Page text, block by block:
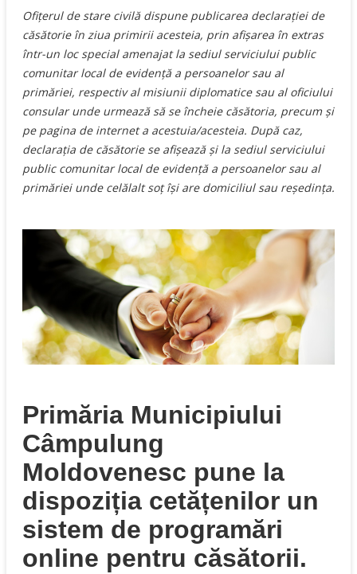
Ofiţerul de stare civilă dispune publicarea declaraţiei de
căsătorie în ziua primirii acesteia, prin afişarea în extras
într-un loc special amenajat la sediul serviciului public
comunitar local de evidenţă a persoanelor sau al
primăriei, respectiv al misiunii diplomatice sau al oficiului
consular unde urmează să se încheie căsătoria, precum şi
pe pagina de internet a acestuia/acesteia. După caz,
declaraţia de căsătorie se afişează şi la sediul serviciului
public comunitar local de evidenţă a persoanelor sau al
primăriei unde celălalt soţ îşi are domiciliul sau reşedinţa.
Primăria Municipiului
Câmpulung
Moldovenesc pune la
dispoziția cetățenilor un
sistem de programări
online pentru căsătorii.